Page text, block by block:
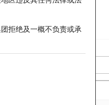
拒绝及一概不负责或承